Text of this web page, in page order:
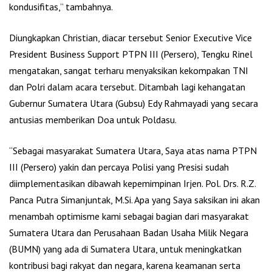
kondusifitas,” tambahnya.
Diungkapkan Christian, diacar tersebut Senior Executive Vice
President Business Support PTPN III (Persero), Tengku Rinel
mengatakan, sangat terharu menyaksikan kekompakan TNI
dan Polri dalam acara tersebut. Ditambah lagi kehangatan
Gubernur Sumatera Utara (Gubsu) Edy Rahmayadi yang secara
antusias memberikan Doa untuk Poldasu.
“Sebagai masyarakat Sumatera Utara, Saya atas nama PTPN
III (Persero) yakin dan percaya Polisi yang Presisi sudah
diimplementasikan dibawah kepemimpinan Irjen. Pol. Drs. R.Z.
Panca Putra Simanjuntak, M.Si. Apa yang Saya saksikan ini akan
menambah optimisme kami sebagai bagian dari masyarakat
Sumatera Utara dan Perusahaan Badan Usaha Milik Negara
(BUMN) yang ada di Sumatera Utara, untuk meningkatkan
kontribusi bagi rakyat dan negara, karena keamanan serta